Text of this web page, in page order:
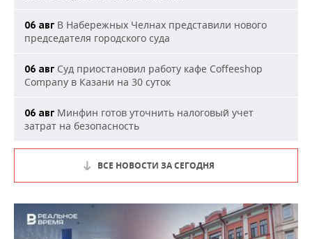
06 авг В Набережных Челнах представили нового
председателя городского суда
06 авг Суд приостановил работу кафе Coffeeshop
Company в Казани на 30 суток
06 авг Минфин готов уточнить налоговый учет
затрат на безопасность
ВСЕ НОВОСТИ ЗА СЕГОДНЯ